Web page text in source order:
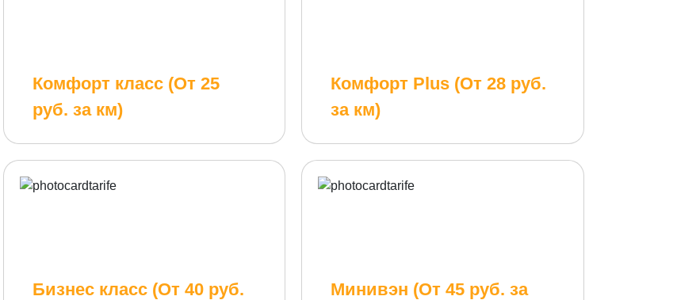
Комфорт класс (От 25
руб. за км)
Комфорт Plus (От 28 руб.
за км)
Бизнес класс (От 40 руб.
Минивэн (От 45 руб. за